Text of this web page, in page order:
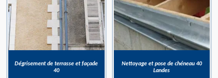
Dégrisement de terrasse et façade
40
Nettoyage et pose de chéneau 40
Landes